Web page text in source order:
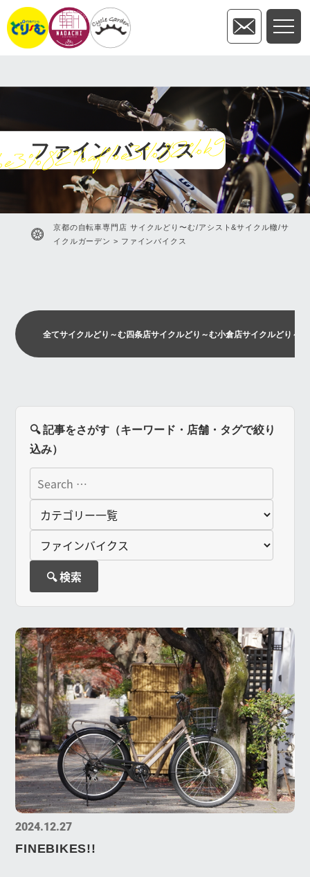
ファインバイクス
京都の自転車専門店 サイクルどり〜む/アシスト&サイクル轍/サ
イクルガーデン > ファインバイクス
全てサイクルどり～む四条店サイクルどり～む小倉店サイクルどり～
2024.12.27
FINEBIKES!!